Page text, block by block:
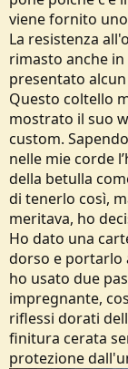
viene fornito
La resistenza
rimasto anche
presentato
Questo coltello
mostrato il suo
custom.
nelle mie corde
della betulla
di tenerlo così,
meritava, ho
Ho dato una
dorso e portarlo
ho usato due
impregnante,
riflessi dorati
finitura cerata
protezione